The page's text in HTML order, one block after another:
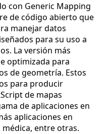
con Generic Mapping
de código abierto que
manejar datos
para su uso a
La versión más
optimizada para
de geometría. Estos
para producir
de mapas
de aplicaciones en
aplicaciones en
entre otras.